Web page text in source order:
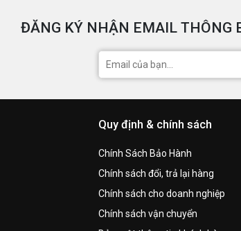
ĐĂNG KÝ NHẬN EMAIL THÔNG
Quy định & chính sách
Chính Sách Bảo Hành
Chính sách đổi, trả lại hàng
Chính sách cho doanh nghiệp
Chính sách vận chuyển